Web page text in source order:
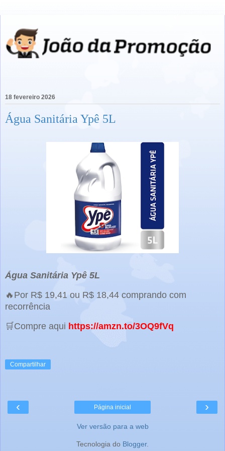
18 fevereiro 2026
Água Sanitária Ypê 5L
Água Sanitária Ypê 5L
🔥Por R$ 19,41 ou R$ 18,44 comprando com
recorrência
🛒Compre aqui https://amzn.to/3OQ9fVq
Compartilhar
‹ ›
Página inicial
Ver versão para a web
Tecnologia do Blogger.